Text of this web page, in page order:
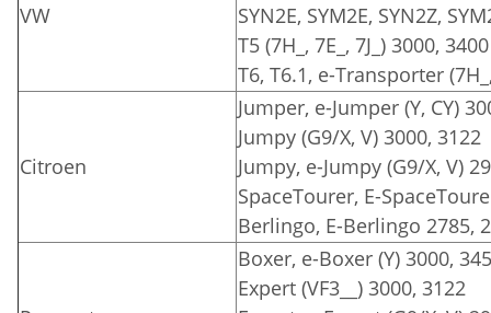
VW
SYN2E, SYM2E, SYN2Z,
T5 (7H_, 7E_, 7J_) 3000, 3400
T6, T6.1, e-Transporter
Citroen
Jumper, e-Jumper (Y, CY)
Jumpy (G9/X, V) 3000, 3122
Jumpy, e-Jumpy (G9/X, V)
SpaceTourer, E-
Berlingo, E-Berlingo 2785,
Boxer, e-Boxer (Y) 3000,
Expert (VF3__) 3000, 3122